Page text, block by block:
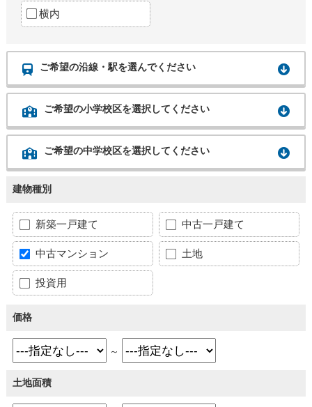
横内
ご希望の沿線・駅を選んでください
ご希望の小学校区を選択してください
ご希望の中学校区を選択してください
建物種別
新築一戸建て 中古一戸建て
中古マンション 土地
投資用
価格
～
土地面積